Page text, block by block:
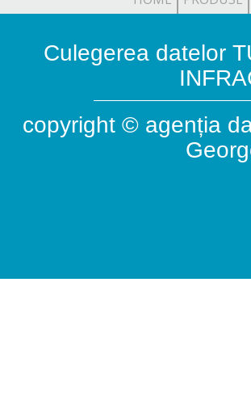
Culegerea datelor
copyright © agenția